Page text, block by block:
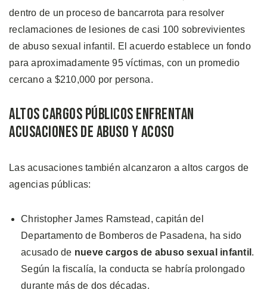
dentro de un proceso de bancarrota para resolver
reclamaciones de lesiones de casi 100 sobrevivientes
de abuso sexual infantil. El acuerdo establece un fondo
para aproximadamente 95 víctimas, con un promedio
cercano a $210,000 por persona.
Altos Cargos Públicos Enfrentan
Acusaciones de Abuso y Acoso
Las acusaciones también alcanzaron a altos cargos de
agencias públicas:
Christopher James Ramstead, capitán del
Departamento de Bomberos de Pasadena, ha sido
acusado de nueve cargos de abuso sexual infantil .
Según la fiscalía, la conducta se habría prolongado
durante más de dos décadas.